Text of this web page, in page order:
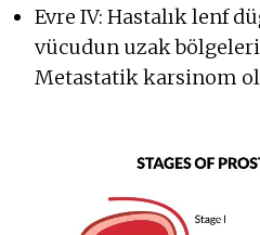
Evre IV: Hastalık lenf
vücudun uzak
Metastatik karsinom